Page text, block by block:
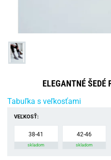
ELEGANTNÉ ŠEDÉ
Tabuľka s veľkosťami
VEĽKOSŤ:
38-41
skladom
42-46
skladom